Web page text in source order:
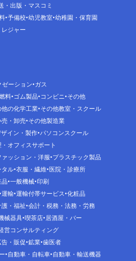
・出版・マスコミ
予備校 幼児教室 幼稚園・保育園
ジャー
ーション ガス
料 ゴム製品 コンビニ その他
他の化学工業 その他教室・スクール
・卸売 その他製造業
イン・製作 パソコンスクール
オフィスサポート
ァッション・洋服 プラスチック製品
タル 衣服・繊維 医院・診療所
一般機械 印刷
運輸 運輸付帯サービス 化粧品
護・福祉 会計・税務・法務・労務
械器具 喫茶店 居酒屋・バー
営コンサルティング
告・販促 鉱業 歯医者
自動車・自転車 自動車・輸送機器